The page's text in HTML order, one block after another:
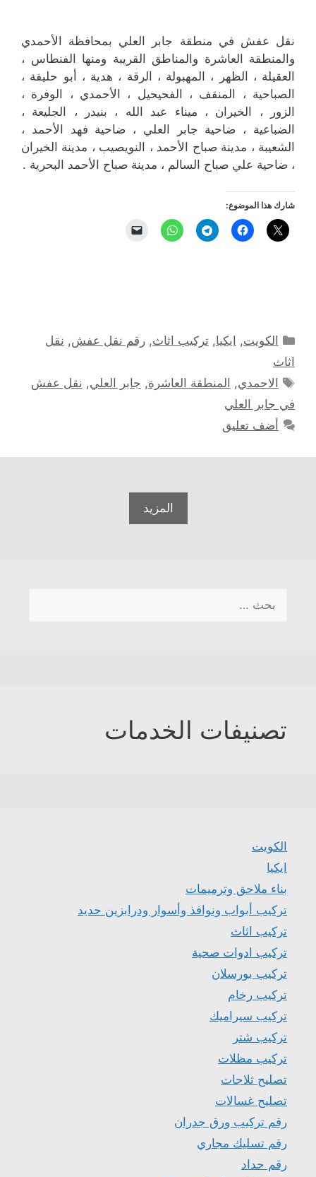
نقل عفش في منطقة جابر العلي بمحافظة الأحمدي
والمنطقة العاشرة والمناطق القريبة ‎ومنها الفنطاس ،
العقيلة ، الظهر ، المهبولة ، الرقة ، هدية ، أبو حليفة ،
الصباحية ، المنقف ، الفحيحيل ، الأحمدي ، الوفرة ،
الزور ، الخيران ، ميناء عبد الله ، بنيدر ، الجليعة ،
الضباعية ، ضاحية جابر العلي ، ضاحية فهد الأحمد ،
الشعيبة ، مدينة صباح الأحمد ، النويصيب ، مدينة الخيران
، ضاحية علي صباح السالم ، مدينة صباح الأحمد البحرية .
شارك هذا الموضوع:
التصنيفات
الكويت, ايكيا,تركيب اثاث,رقم نقل عفش, نقل
اثاث
الوسوم
الاحمدي, المنطقة العاشرة, جابر العلي, نقل عفش
في جابر العلي
أضف تعليق
المزيد
عن:
تصنيفات الخدمات
الكويت
ايكيا
بناء ملاحق وترميمات
تركيب أبواب ونوافذ وأسوار ودرابزين حديد
تركيب اثاث
تركيب ادوات صحية
تركيب بورسلان
تركيب رخام
تركيب سيراميك
تركيب شتر
تركيب مظلات
تصليح ثلاجات
تصليح غسالات
رقم تركيب ورق جدران
رقم تسليك مجاري
رقم حداد